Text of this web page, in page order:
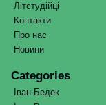
Літстудійці
Контакти
Про нас
Новини
Categories
Іван Бедек